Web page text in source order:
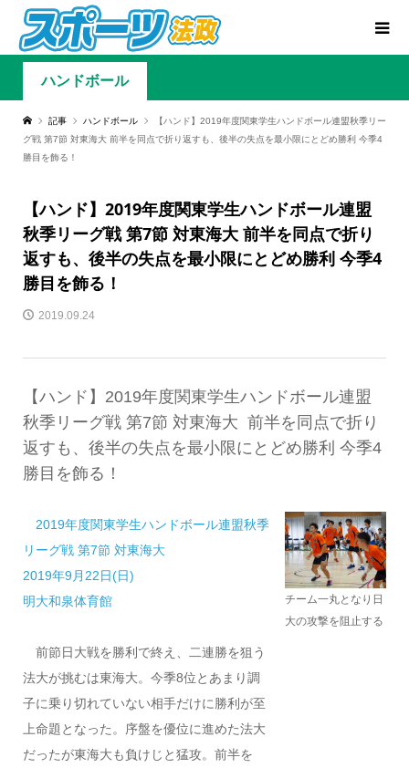
ハンドボール
記事 ハンドボール
【ハンド】2019年度関東学生ハンドボール連盟秋季リー
グ戦 第7節 対東海大 前半を同点で折り返すも、後半の失点を最小限にとどめ勝利 今季4
勝目を飾る！
【ハンド】2019年度関東学生ハンドボール連盟
秋季リーグ戦 第7節 対東海大 前半を同点で折り
返すも、後半の失点を最小限にとどめ勝利 今季4
勝目を飾る！
2019.09.24
【ハンド】2019年度関東学生ハンドボール連盟
秋季リーグ戦 第7節 対東海大 前半を同点で折り
返すも、後半の失点を最小限にとどめ勝利 今季4
勝目を飾る！
2019年度関東学生ハンドボール連盟秋季
リーグ戦 第7節 対東海大
2019年9月22日(日)
明大和泉体育館
前節日大戦を勝利で終え、二連勝を狙う
法大が挑むは東海大。今季8位とあまり調
子に乗り切れていない相手だけに勝利が至
上命題となった。序盤を優位に進めた法大
だったが東海大も負けじと猛攻。前半を
チーム一丸となり日
大の攻撃を阻止する